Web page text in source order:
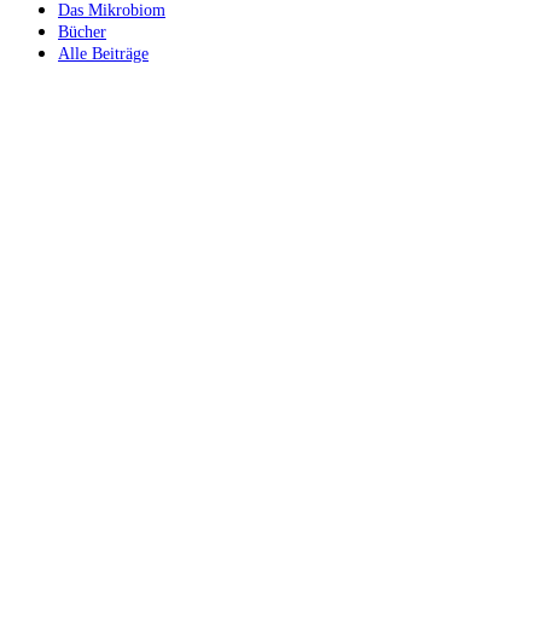
Das Mikrobiom
Bücher
Alle Beiträge